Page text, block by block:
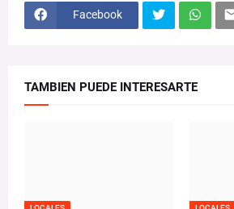
Facebook
TAMBIEN PUEDE INTERESARTE